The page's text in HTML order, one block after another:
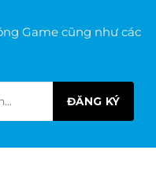
Game cũng như các